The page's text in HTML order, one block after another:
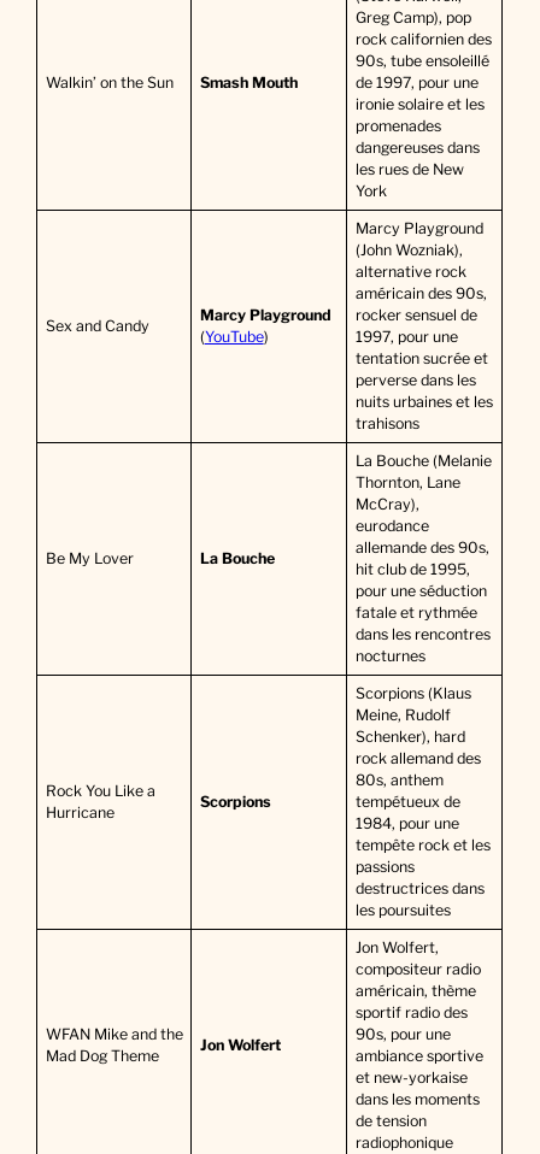
Walkin’ on the Sun Smash Mouth
Greg Camp), pop
rock californien des
90s, tube ensoleillé
de 1997, pour une
ironie solaire et les
promenades
dangereuses dans
les rues de New
York
Sex and Candy
Marcy Playground
(YouTube)
Marcy Playground
(John Wozniak),
alternative rock
américain des 90s,
rocker sensuel de
1997, pour une
tentation sucrée et
perverse dans les
nuits urbaines et les
trahisons
Be My Lover La Bouche
La Bouche (Melanie
Thornton, Lane
McCray),
eurodance
allemande des 90s,
hit club de 1995,
pour une séduction
fatale et rythmée
dans les rencontres
nocturnes
Rock You Like a
Hurricane
Scorpions
Scorpions (Klaus
Meine, Rudolf
Schenker), hard
rock allemand des
80s, anthem
tempétueux de
1984, pour une
tempête rock et les
passions
destructrices dans
les poursuites
WFAN Mike and the
Mad Dog Theme
Jon Wolfert
Jon Wolfert,
compositeur radio
américain, thème
sportif radio des
90s, pour une
ambiance sportive
et new-yorkaise
dans les moments
de tension
radiophonique